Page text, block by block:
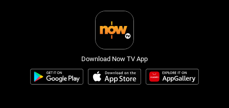
Download Now TV App